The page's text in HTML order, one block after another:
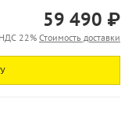
59 490 ₽
22% Стоимость доставки